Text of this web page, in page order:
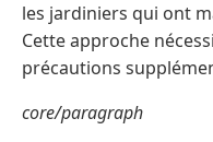
les jardiniers qui ont
Cette approche
précautions
core/paragraph